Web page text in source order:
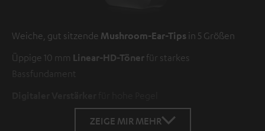
Weiche, gut sitzende Mushroom-Ear-Tips in 5 Größen
Üppige 10 mm Linear-HD-Töner für starkes
Bassfundament
ZEIGE MIR MEHR